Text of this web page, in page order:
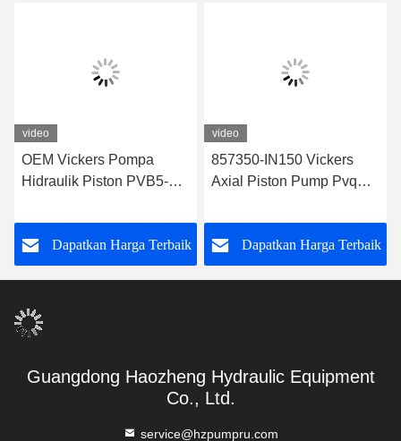
video
OEM Vickers Pompa
Hidraulik Piston PVB5-
PVB5/PVB6 PVB10
PVB15 PVB20/PVB29
PVB45 Untuk produsen
Dapatkan Harga Terbaik
video
857350-IN150 Vickers
Axial Piston Pump Pvq
Konstruksi
Dapatkan Harga Terbaik
Guangdong Haozheng Hydraulic Equipment
Co., Ltd.
service@hzpumpru.com